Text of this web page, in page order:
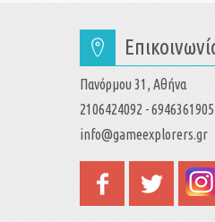
Πανόρμου 31, Αθήνα
2106424092 - 6946361905
info@gameexplorers.gr